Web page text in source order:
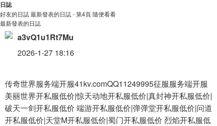
日誌
好友的日誌最新發表的日誌 - 第4頁隨便看看
最新發表的日誌
a3vQ1u1Rt7Mu
2026-1-27 18:16
传奇世界服务端开服41kv.comQQ11249995征服服务端开服
美丽世界开私服低价|惊天动地开私服低价|真封神开私服低价|
破天一剑开私服低价 端游开私服低价|弹弹堂开私服低价|问道
开私服低价|天堂M开私服低价|蜀门开私服低价 烈焰开私服低